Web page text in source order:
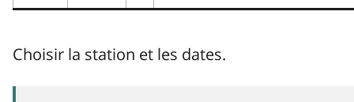
Choisir la station et les dates.